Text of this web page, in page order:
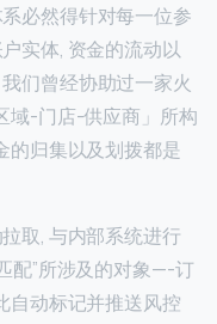
必然得针对每一位参
实体, 资金的流动以
们曾经协助过一家火
域-门店-供应商」所构
的归集以及划拨都是
取, 与内部系统进行
配”所涉及的对象—-订
自动标记并推送风控